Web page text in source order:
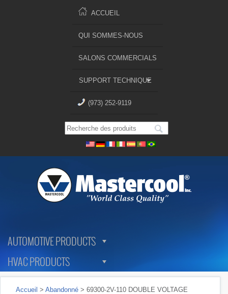
ACCUEIL
QUI SOMMES-NOUS
SALONS COMMERCIALS
SUPPORT TECHNIQUE
(973) 252-9119
AUTOMOTIVE PRODUCTS
HVAC PRODUCTS
Accueil > Abandonné > 69300-2V-110 DOUBLE VOLTAGE